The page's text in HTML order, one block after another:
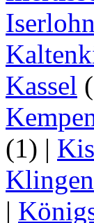
Iserlohn
Kassel
(1) |
|